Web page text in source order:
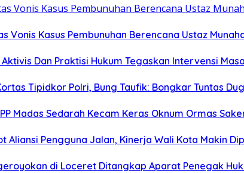
Vonis Kasus Pembunuhan Berencana Ustaz
Dan Praktisi Hukum Tegaskan Intervensi Masa
Tipidkor Polri, Bung Taufik: Bongkar Tuntas
Madas Sedarah Kecam Keras Oknum Ormas
Aliansi Pengguna Jalan, Kinerja Wali Kota Makin
di Loceret Ditangkap Aparat Penegak